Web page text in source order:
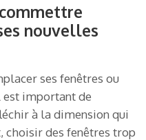
nouvelles
ses fenêtres ou
est important de
à la dimension qui
choisir des fenêtres trop